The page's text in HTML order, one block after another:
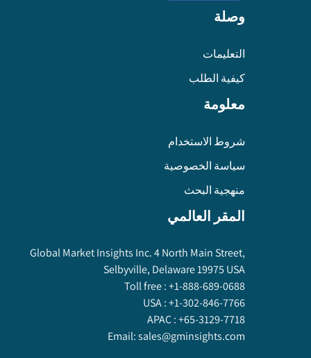
وصلة
التعليمات
كيفية الطلب
معلومة
شروط الاستخدام
سياسة الخصوصية
منهجية البحث
المقر العالمي
Global Market Insights Inc. 4 North Main Street,
Selbyville, Delaware 19975 USA
Toll free :+1-888-689-0688
USA :+1-302-846-7766
APAC :+65-3129-7718
Email:sales@gminsights.com